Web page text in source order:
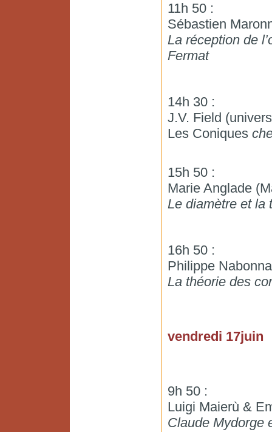
11h 50 :
Sébastien
La réception de
Fermat
14h 30 :
J.V. Field
Les Coniques
15h 50 :
Marie Anglade
Le diamètre et la
16h 50 :
Philippe
La théorie des
vendredi 17juin
9h 50 :
Luigi Maierù &
Claude Mydorge